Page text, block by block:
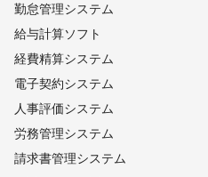
勤怠管理システム
給与計算ソフト
経費精算システム
電子契約システム
人事評価システム
労務管理システム
請求書管理システム